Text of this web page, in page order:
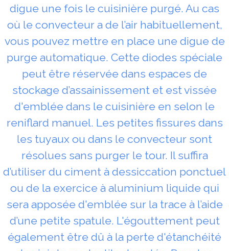
digue une fois le cuisinière purgé. Au cas
où le convecteur a de l’air habituellement,
vous pouvez mettre en place une digue de
purge automatique. Cette diodes spéciale
peut être réservée dans espaces de
stockage d’assainissement et est vissée
d'emblée dans le cuisinière en selon le
reniflard manuel. Les petites fissures dans
les tuyaux ou dans le convecteur sont
résolues sans purger le tour. Il suffira
d’utiliser du ciment à dessiccation ponctuel
ou de la exercice à aluminium liquide qui
sera apposée d'emblée sur la trace à l’aide
d’une petite spatule. L'égouttement peut
également être dû à la perte d'étanchéité